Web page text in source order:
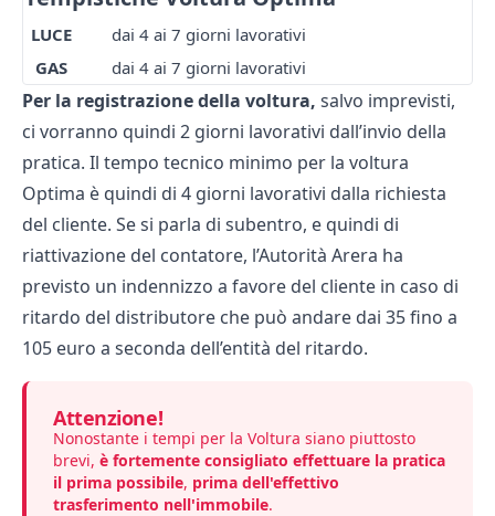
LUCE
dai 4 ai 7 giorni lavorativi
GAS
dai 4 ai 7 giorni lavorativi
Per la registrazione della voltura, salvo imprevisti,
ci vorranno quindi 2 giorni lavorativi dall’invio della
pratica. Il tempo tecnico minimo per la voltura
Optima è quindi di 4 giorni lavorativi dalla richiesta
del cliente. Se si parla di subentro, e quindi di
riattivazione del contatore, l’Autorità Arera ha
previsto un indennizzo a favore del cliente in caso di
ritardo del distributore che può andare dai 35 fino a
105 euro a seconda dell’entità del ritardo.
Attenzione!
Nonostante i tempi per la Voltura siano piuttosto
brevi, è fortemente consigliato effettuare la pratica
il prima possibile, prima dell'effettivo
trasferimento nell'immobile.